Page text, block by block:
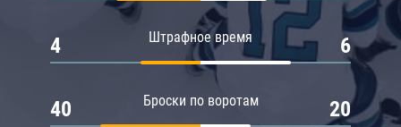
Штрафное время
4 6
Броски по воротам
40 20